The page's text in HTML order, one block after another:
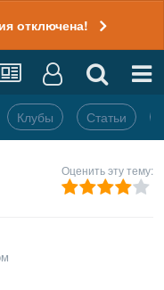
отключена!
Клубы Статьи
Оценить эту тему: